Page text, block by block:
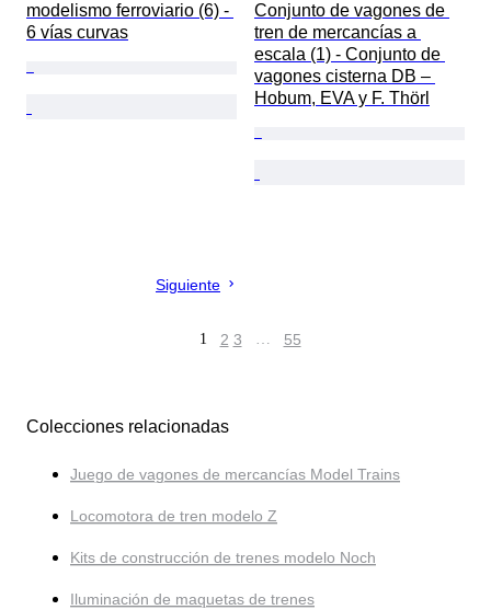
modelismo ferroviario (6) -
6 vías curvas
Conjunto de vagones de
tren de mercancías a
escala (1) - Conjunto de
vagones cisterna DB –
Hobum, EVA y F. Thörl
Siguiente
1 2 3 … 55
Colecciones relacionadas
Juego de vagones de mercancías Model Trains
Locomotora de tren modelo Z
Kits de construcción de trenes modelo Noch
Iluminación de maquetas de trenes